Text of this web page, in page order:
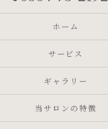
ホーム
サービス
ギャラリー
当サロンの特徴